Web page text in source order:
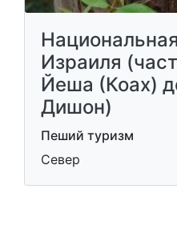
Израиля
Йеша (Коах)
Дишон)
Пеший туризм
Север